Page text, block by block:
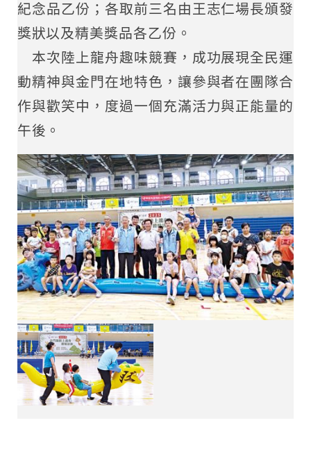
紀念品乙份；各取前三名由王志仁場長頒發
獎狀以及精美獎品各乙份。
本次陸上龍舟趣味競賽，成功展現全民運
動精神與金門在地特色，讓參與者在團隊合
作與歡笑中，度過一個充滿活力與正能量的
午後。